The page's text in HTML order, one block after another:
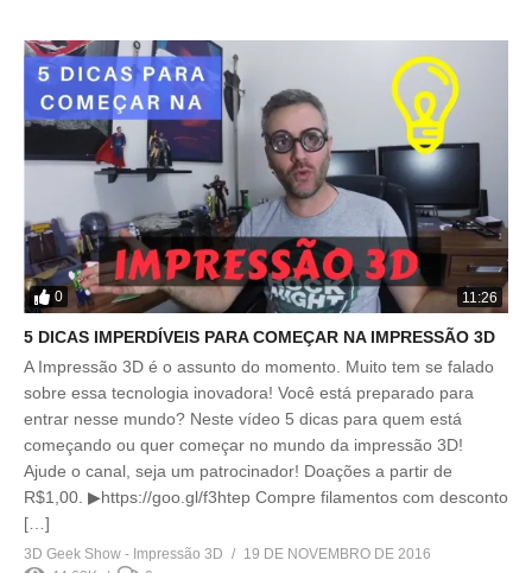
0 11:26
5 DICAS IMPERDÍVEIS PARA COMEÇAR NA IMPRESSÃO 3D
A Impressão 3D é o assunto do momento. Muito tem se falado
sobre essa tecnologia inovadora! Você está preparado para
entrar nesse mundo? Neste vídeo 5 dicas para quem está
começando ou quer começar no mundo da impressão 3D!
Ajude o canal, seja um patrocinador! Doações a partir de
R$1,00. ▶https://goo.gl/f3htep Compre filamentos com desconto
[…]
3D Geek Show - Impressão 3D
19 DE NOVEMBRO DE 2016